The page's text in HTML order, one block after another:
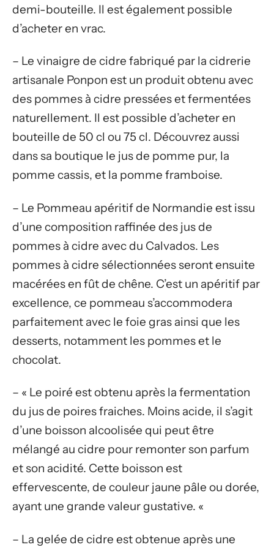
demi-bouteille. Il est également possible
d’acheter en vrac.
– Le vinaigre de cidre fabriqué par la cidrerie
artisanale Ponpon est un produit obtenu avec
des pommes à cidre pressées et fermentées
naturellement. Il est possible d’acheter en
bouteille de 50 cl ou 75 cl. Découvrez aussi
dans sa boutique le jus de pomme pur, la
pomme cassis, et la pomme framboise.
– Le Pommeau apéritif de Normandie est issu
d’une composition raffinée des jus de
pommes à cidre avec du Calvados. Les
pommes à cidre sélectionnées seront ensuite
macérées en fût de chêne. C’est un apéritif par
excellence, ce pommeau s’accommodera
parfaitement avec le foie gras ainsi que les
desserts, notamment les pommes et le
chocolat.
– « Le poiré est obtenu après la fermentation
du jus de poires fraiches. Moins acide, il s’agit
d’une boisson alcoolisée qui peut être
mélangé au cidre pour remonter son parfum
et son acidité. Cette boisson est
effervescente, de couleur jaune pâle ou dorée,
ayant une grande valeur gustative. «
– La gelée de cidre est obtenue après une